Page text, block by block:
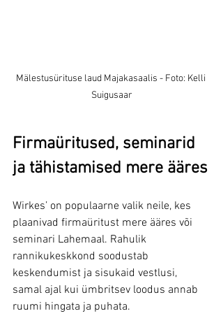
Mälestusürituse laud Majakasaalis - Foto: Kelli
Suigusaar
Firmaüritused, seminarid
ja tähistamised mere ääres
Wirkes’ on populaarne valik neile, kes
plaanivad firmaüritust mere ääres või
seminari Lahemaal. Rahulik
rannikukeskkond soodustab
keskendumist ja sisukaid vestlusi,
samal ajal kui ümbritsev loodus annab
ruumi hingata ja puhata.